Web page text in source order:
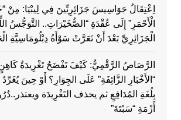
اِعْتِقَالُ جَوَاسِيسَ جَزَائِرِيِّينَ فِي لِيبْيَا:
الْأَحْمَرِ” إِلَى عُقْدَةِ “الصُّخَيْرَاتِ.. التَّوَجُّسُ
الْجَزَائِرِيِّ بَعْدَ أَنْ تَعَرَّتْ سَوْأَةُ دِبْلُومَاسِيَّةِ
الرَّصَاصُ الرَّقْمِيُّ: كَيْفَ تَفْضَحُ تَغْرِيدَةُ
“الأَخْبَارِ الزَّائِفَةِ” عَلَى الجِوَارِ؟ أَوْ حِينَ
بِلُغَةِ المُدَافِعِ ثم يحذف التَغْرِيدَة
أَزْمَةِ “سَبْتَةَ”